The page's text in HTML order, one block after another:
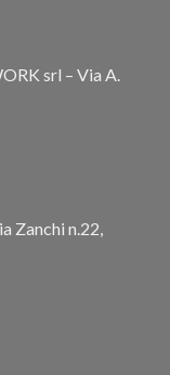
srl – Via A.
Zanchi n.22,